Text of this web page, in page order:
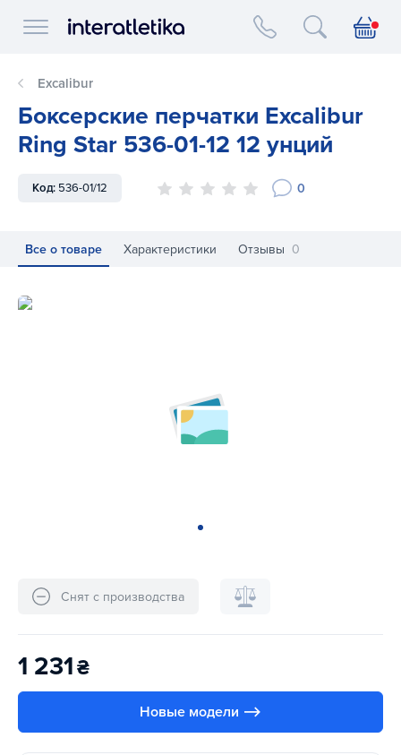
Interatletika logo
Excalibur
Боксерские перчатки Excalibur
Ring Star 536-01-12 12 унций
Код: 536-01/12 0
Все о товаре Характеристики Отзывы 0
Боксерские перчатки Excalibur Ring Star 536-01-12 12 унций
Снят с производства
1 231₴
Новые модели ⟶